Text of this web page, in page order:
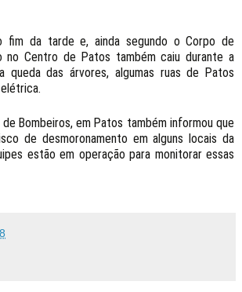
fim da tarde e, ainda segundo o Corpo de
no Centro de Patos também caiu durante a
queda das árvores, algumas ruas de Patos
Bombeiros, em Patos também informou que
de desmoronamento em alguns locais da
estão em operação para monitorar essas